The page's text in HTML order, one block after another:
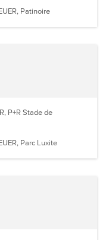
Patinoire
P+R Stade de
Parc Luxite